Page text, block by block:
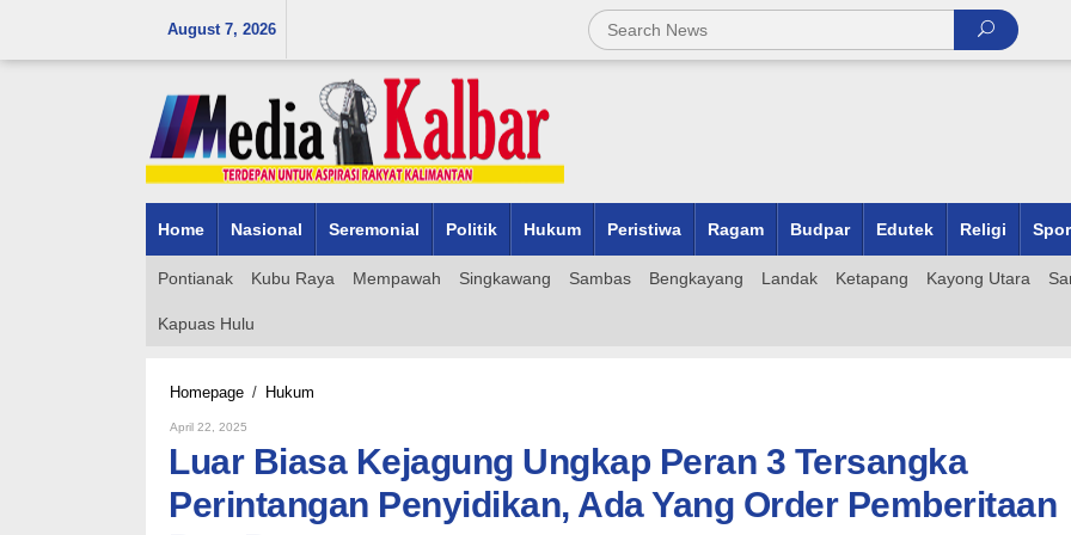
August 7, 2026
Home Nasional Seremonial Politik Hukum Peristiwa Ragam Budpar Edutek Religi
Pontianak Kubu Raya Mempawah Singkawang Sambas Bengkayang Landak Ketapang Kayong Utara
Kapuas Hulu
Homepage / Hukum
Ungkap
Peran
3
Tersangka
April 22, 2025
Luar Biasa Kejagung Ungkap Peran 3 Tersangka
Perintangan Penyidikan, Ada Yang Order Pemberitaan